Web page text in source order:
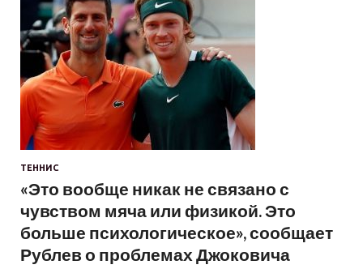
ТЕННИС
«Это вообще никак не связано с
чувством мяча или физикой. Это
больше психологическое», сообщает
Рублев о проблемах Джоковича